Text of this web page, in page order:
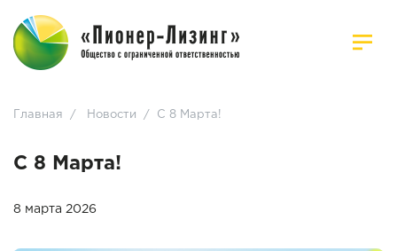
Главная / Новости / С 8 Марта!
С 8 Марта!
8 марта 2026